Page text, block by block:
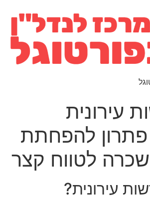
עירונית
פתרון להפחתת
לטווח קצר
עירונית?